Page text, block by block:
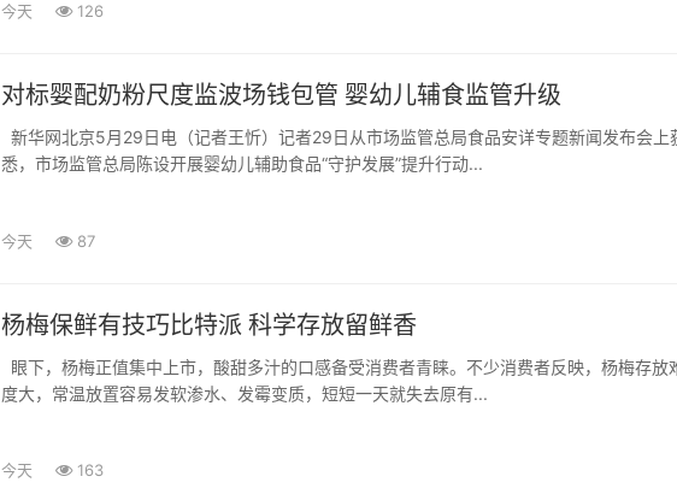
今天 126
对标婴配奶粉尺度监波场钱包管 婴幼儿辅食监管升级
悉，市场监管总局陈设开展婴幼儿辅助食品“守护发展”提升行动...
今天 87
杨梅保鲜有技巧比特派 科学存放留鲜香
度大，常温放置容易发软渗水、发霉变质，短短一天就失去原有...
今天 163